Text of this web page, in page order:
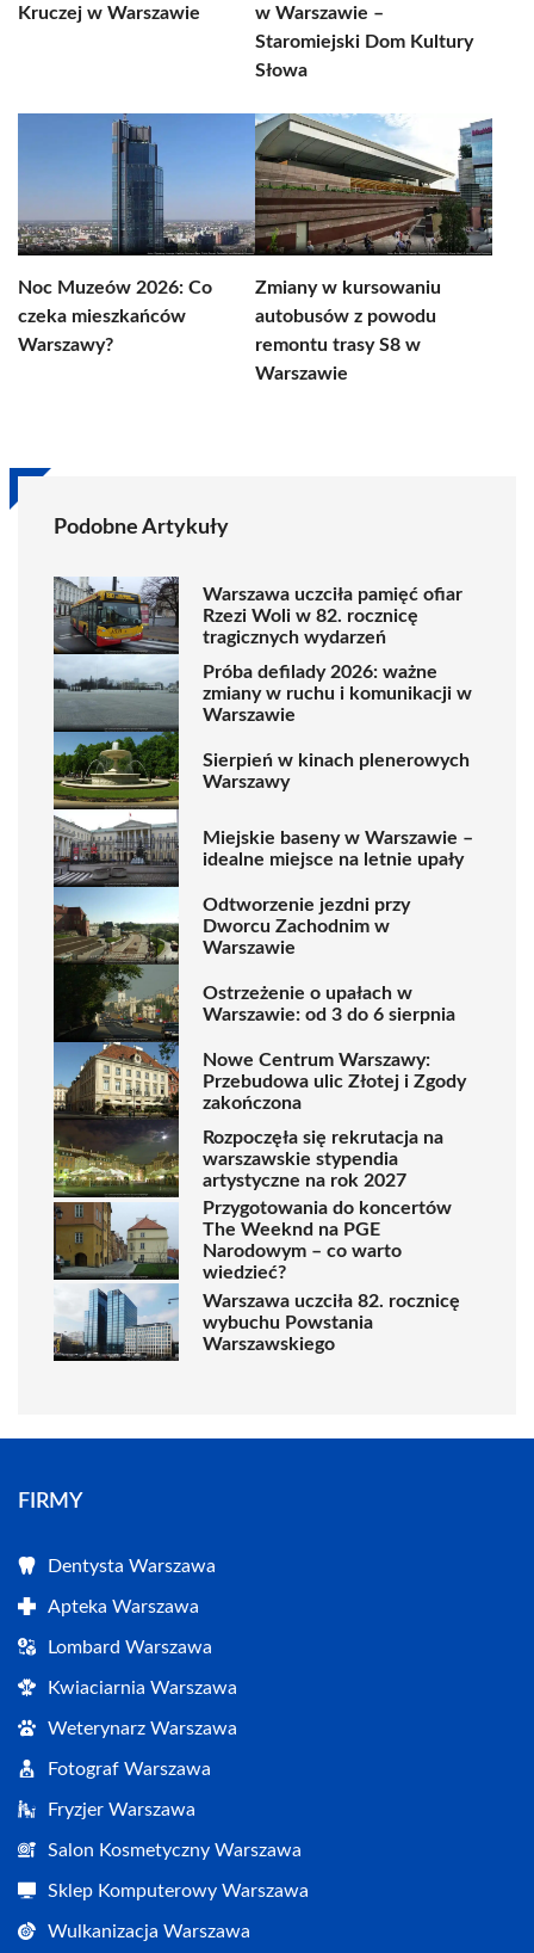
Kruczej w Warszawie
w Warszawie –
Staromiejski Dom Kultury
Słowa
Noc Muzeów 2026: Co
czeka mieszkańców
Warszawy?
Zmiany w kursowaniu
autobusów z powodu
remontu trasy S8 w
Warszawie
Podobne Artykuły
Warszawa uczciła pamięć ofiar
Rzezi Woli w 82. rocznicę
tragicznych wydarzeń
Próba defilady 2026: ważne
zmiany w ruchu i komunikacji w
Warszawie
Sierpień w kinach plenerowych
Warszawy
Miejskie baseny w Warszawie –
idealne miejsce na letnie upały
Odtworzenie jezdni przy
Dworcu Zachodnim w
Warszawie
Ostrzeżenie o upałach w
Warszawie: od 3 do 6 sierpnia
Nowe Centrum Warszawy:
Przebudowa ulic Złotej i Zgody
zakończona
Rozpoczęła się rekrutacja na
warszawskie stypendia
artystyczne na rok 2027
Przygotowania do koncertów
The Weeknd na PGE
Narodowym – co warto
wiedzieć?
Warszawa uczciła 82. rocznicę
wybuchu Powstania
Warszawskiego
FIRMY
Dentysta Warszawa
Apteka Warszawa
Lombard Warszawa
Kwiaciarnia Warszawa
Weterynarz Warszawa
Fotograf Warszawa
Fryzjer Warszawa
Salon Kosmetyczny Warszawa
Sklep Komputerowy Warszawa
Wulkanizacja Warszawa